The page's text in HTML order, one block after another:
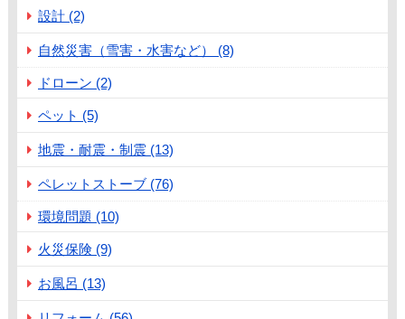
設計 (2)
自然災害（雪害・水害など） (8)
ドローン (2)
ペット (5)
地震・耐震・制震 (13)
ペレットストーブ (76)
環境問題 (10)
火災保険 (9)
お風呂 (13)